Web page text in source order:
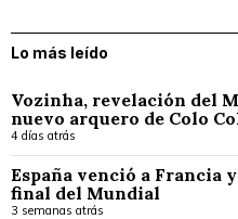
Lo más leído
Vozinha, revelación del
nuevo arquero de Colo
4 días atrás
España venció a Francia
final del Mundial
3 semanas atrás